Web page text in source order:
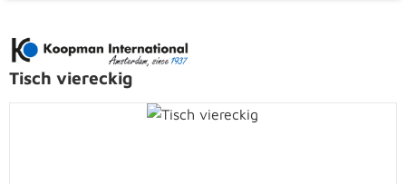
Bildergalerie überspringen
Tisch viereckig